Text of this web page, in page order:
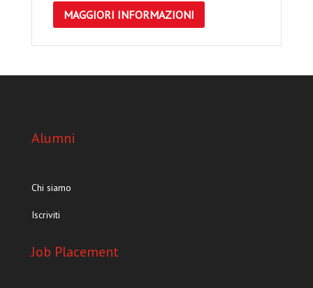
MAGGIORI INFORMAZIONI
Alumni
Chi siamo
Iscriviti
Job Placement